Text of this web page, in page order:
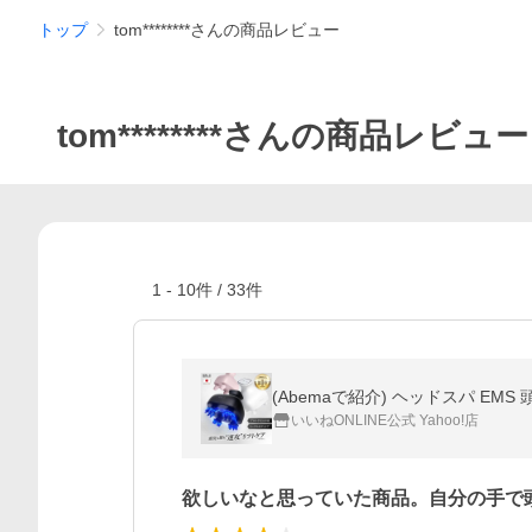
トップ tom********さんの商品レビュー
tom********さんの商品レビュー
1 - 10件 / 33件
いいねONLINE公式 Yahoo!店
欲しいなと思っていた商品。自分の手